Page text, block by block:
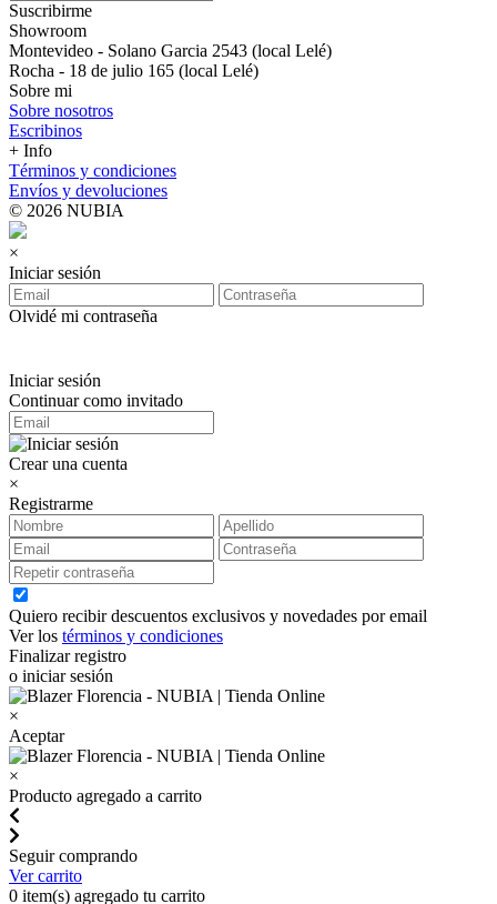
Suscribirme
Showroom
Montevideo - Solano Garcia 2543 (local Lelé)
Rocha - 18 de julio 165 (local Lelé)
Sobre mi
Sobre nosotros
Escribinos
+ Info
Términos y condiciones
Envíos y devoluciones
© 2026 NUBIA
×
Iniciar sesión
Olvidé mi contraseña
Iniciar sesión
Continuar como invitado
Crear una cuenta
×
Registrarme
Quiero recibir descuentos exclusivos y novedades por email
Ver los términos y condiciones
Finalizar registro
o iniciar sesión
×
Aceptar
×
Producto agregado a carrito
Seguir comprando
Ver carrito
0 item(s) agregado tu carrito